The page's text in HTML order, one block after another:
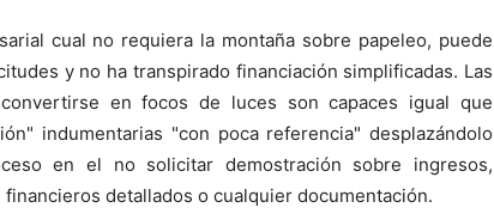
cual no requiera la montaña sobre papeleo, puede
y no ha transpirado financiación simplificadas. Las
en focos de luces son capaces igual que
indumentarias "con poca referencia" desplazándolo
en el no solicitar demostración sobre ingresos,
detallados o cualquier documentación.